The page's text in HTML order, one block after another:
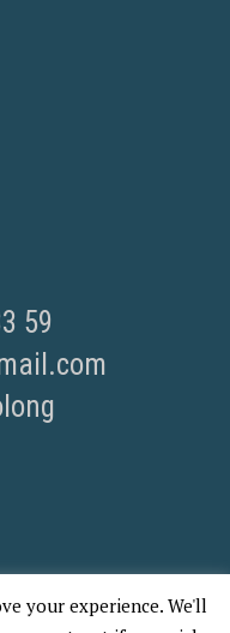
59
your experience. We'll